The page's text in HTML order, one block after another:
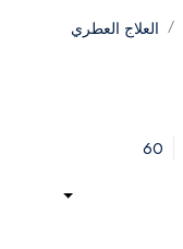
العلاج العطري
60